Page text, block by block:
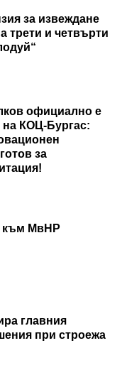
за извеждане
трети и четвърти
официално е
на КОЦ-Бургас:
за
към МвНР
главния
при строежа